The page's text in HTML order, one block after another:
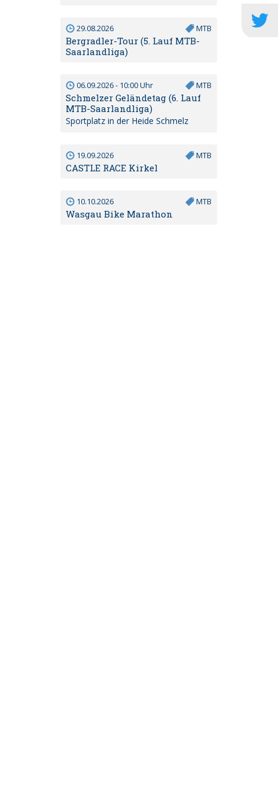
29.08.2026 MTB
Bergradler-Tour (5. Lauf MTB-
Saarlandliga)
06.09.2026 - 10:00 Uhr MTB
Schmelzer Geländetag (6. Lauf
MTB-Saarlandliga)
Sportplatz in der Heide Schmelz
19.09.2026 MTB
CASTLE RACE Kirkel
10.10.2026 MTB
Wasgau Bike Marathon